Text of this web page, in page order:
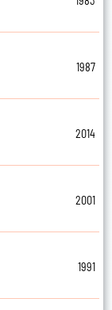
1987
2014
2001
1991